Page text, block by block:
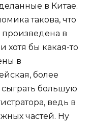
в Китае.
такова, что
произведена в
хотя бы какая-то
в
более
большую
ведь в
частей. Ну